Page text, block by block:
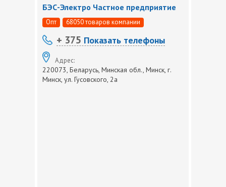
БЭС-Электро Частное предприятие
Опт 68050 товаров компании
+ 375 Показать телефоны
Адрес:
220073, Беларусь, Минская обл., Минск, г.
Минск, ул. Гусовского, 2а